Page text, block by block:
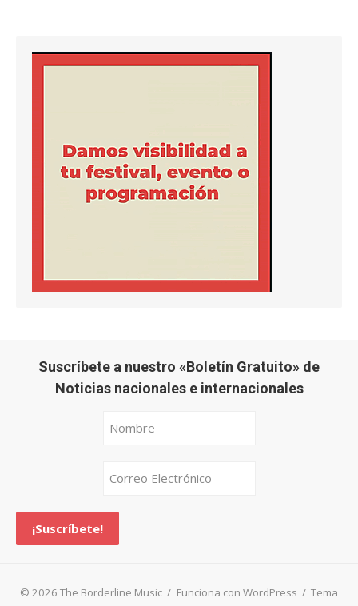
Suscríbete a nuestro «Boletín Gratuito» de
Noticias nacionales e internacionales
© 2026 The Borderline Music / Funciona con WordPress / Tema